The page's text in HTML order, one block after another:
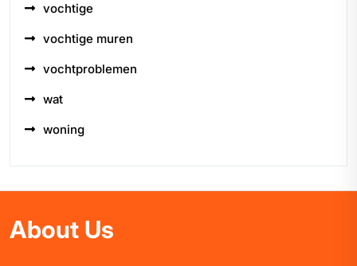
vochtige
vochtige muren
vochtproblemen
wat
woning
About Us